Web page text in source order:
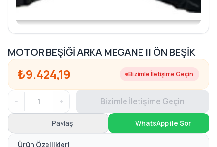
MOTOR BEŞİĞİ ARKA MEGANE II ÖN BEŞİK
₺9.424,19 Bizimle İletişime Geçin
− + Bizimle İletişime Geçin
Paylaş WhatsApp ile Sor
Ürün Özellikleri